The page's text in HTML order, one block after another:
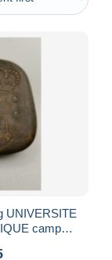
UNIVERSITE
campus